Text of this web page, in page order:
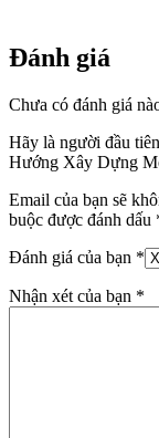
Đánh giá
Chưa có đánh giá
Hãy là người đầu
Hướng Xây Dựng
Email của bạn sẽ
buộc được đánh dấu
Đánh giá của bạn *
Nhận xét của bạn *